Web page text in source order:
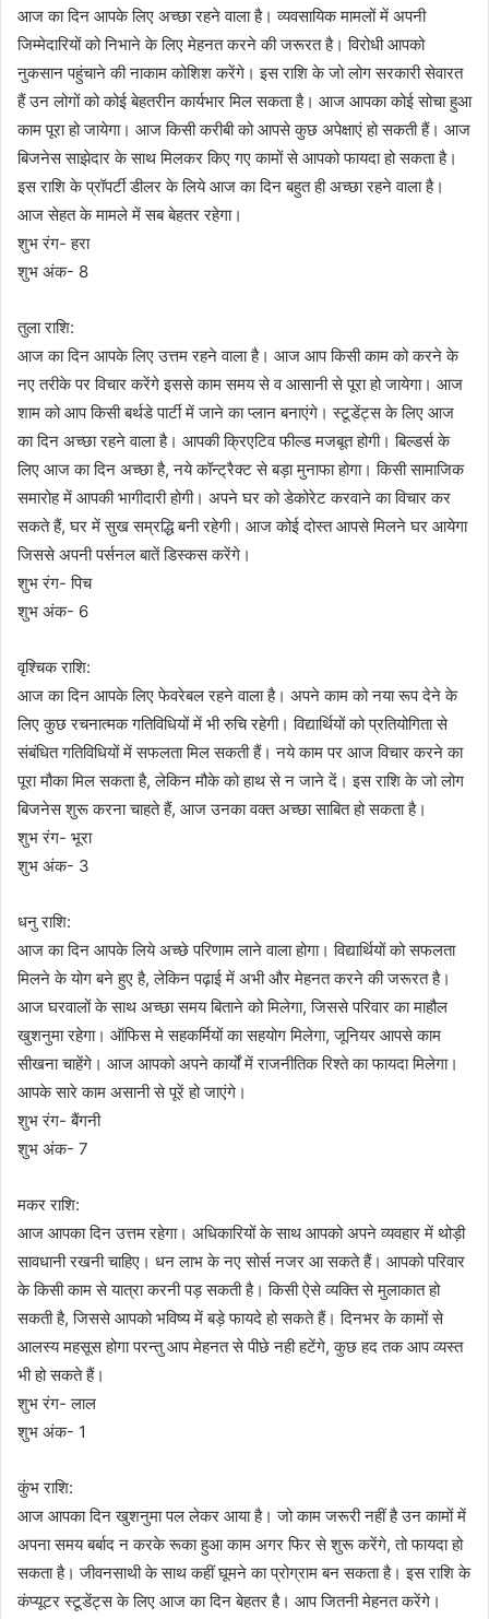
आज का दिन आपके लिए अच्छा रहने वाला है। व्यवसायिक मामलों में अपनी
जिम्मेदारियों को निभाने के लिए मेहनत करने की जरूरत है। विरोधी आपको
नुकसान पहुंचाने की नाकाम कोशिश करेंगे। इस राशि के जो लोग सरकारी सेवारत
हैं उन लोगों को कोई बेहतरीन कार्यभार मिल सकता है। आज आपका कोई सोचा हुआ
काम पूरा हो जायेगा। आज किसी करीबी को आपसे कुछ अपेक्षाएं हो सकती हैं। आज
बिजनेस साझेदार के साथ मिलकर किए गए कामों से आपको फायदा हो सकता है।
इस राशि के प्रॉपर्टी डीलर के लिये आज का दिन बहुत ही अच्छा रहने वाला है।
आज सेहत के मामले में सब बेहतर रहेगा।
शुभ रंग- हरा
शुभ अंक- 8
तुला राशि:
आज का दिन आपके लिए उत्तम रहने वाला है। आज आप किसी काम को करने के
नए तरीके पर विचार करेंगे इससे काम समय से व आसानी से पूरा हो जायेगा। आज
शाम को आप किसी बर्थडे पार्टी में जाने का प्लान बनाएंगे। स्टूडेंट्स के लिए आज
का दिन अच्छा रहने वाला है। आपकी क्रिएटिव फील्ड मजबूत होगी। बिल्डर्स के
लिए आज का दिन अच्छा है, नये कॉन्ट्रैक्ट से बड़ा मुनाफा होगा। किसी सामाजिक
समारोह में आपकी भागीदारी होगी। अपने घर को डेकोरेट करवाने का विचार कर
सकते हैं, घर में सुख सम्रद्धि बनी रहेगी। आज कोई दोस्त आपसे मिलने घर आयेगा
जिससे अपनी पर्सनल बातें डिस्कस करेंगे।
शुभ रंग- पिच
शुभ अंक- 6
वृश्चिक राशि:
आज का दिन आपके लिए फेवरेबल रहने वाला है। अपने काम को नया रूप देने के
लिए कुछ रचनात्मक गतिविधियों में भी रुचि रहेगी। विद्यार्थियों को प्रतियोगिता से
संबंधित गतिविधियों में सफलता मिल सकती हैं। नये काम पर आज विचार करने का
पूरा मौका मिल सकता है, लेकिन मौके को हाथ से न जाने दें। इस राशि के जो लोग
बिजनेस शुरू करना चाहते हैं, आज उनका वक्त अच्छा साबित हो सकता है।
शुभ रंग- भूरा
शुभ अंक- 3
धनु राशि:
आज का दिन आपके लिये अच्छे परिणाम लाने वाला होगा। विद्यार्थियों को सफलता
मिलने के योग बने हुए है, लेकिन पढ़ाई में अभी और मेहनत करने की जरूरत है।
आज घरवालों के साथ अच्छा समय बिताने को मिलेगा, जिससे परिवार का माहौल
खुशनुमा रहेगा। ऑफिस मे सहकर्मियों का सहयोग मिलेगा, जूनियर आपसे काम
सीखना चाहेंगे। आज आपको अपने कार्यों में राजनीतिक रिश्ते का फायदा मिलेगा।
आपके सारे काम असानी से पूरें हो जाएंगे।
शुभ रंग- बैंगनी
शुभ अंक- 7
मकर राशि:
आज आपका दिन उत्तम रहेगा। अधिकारियों के साथ आपको अपने व्यवहार में थोड़ी
सावधानी रखनी चाहिए। धन लाभ के नए सोर्स नजर आ सकते हैं। आपको परिवार
के किसी काम से यात्रा करनी पड़ सकती है। किसी ऐसे व्यक्ति से मुलाकात हो
सकती है, जिससे आपको भविष्य में बड़े फायदे हो सकते हैं। दिनभर के कामों से
आलस्य महसूस होगा परन्तु आप मेहनत से पीछे नही हटेंगे, कुछ हद तक आप व्यस्त
भी हो सकते हैं।
शुभ रंग- लाल
शुभ अंक- 1
कुंभ राशि:
आज आपका दिन खुशनुमा पल लेकर आया है। जो काम जरूरी नहीं है उन कामों में
अपना समय बर्बाद न करके रूका हुआ काम अगर फिर से शुरू करेंगे, तो फायदा हो
सकता है। जीवनसाथी के साथ कहीं घूमने का प्रोग्राम बन सकता है। इस राशि के
कंप्यूटर स्टूडेंट्स के लिए आज का दिन बेहतर है। आप जितनी मेहनत करेंगे।